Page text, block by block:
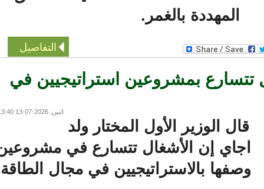
المهددة بالغمر.
التفاصيل
بمشروعين استراتيجيين في
اثنين, 2026-07-13 13:40
قال الوزير الأول المختار ولد
اجاي إن الأشغال تتسارع في مشروعين
وصفها بالاستراتيجيين في مجال الطاقة.